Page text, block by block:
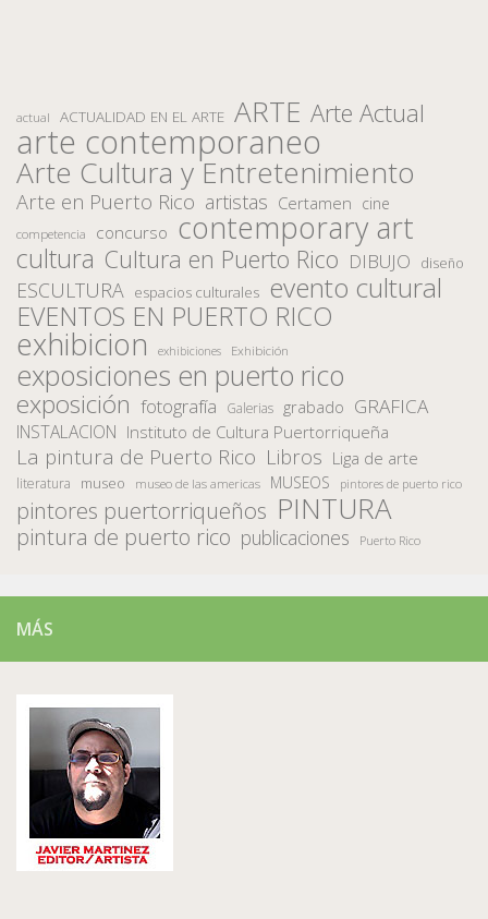
actual ACTUALIDAD EN EL ARTE ARTE Arte Actual
arte contemporaneo
Arte Cultura y Entretenimiento
Arte en Puerto Rico artistas Certamen cine
competencia concurso contemporary art
cultura Cultura en Puerto Rico DIBUJO diseño
ESCULTURA espacios culturales evento cultural
EVENTOS EN PUERTO RICO
exhibicion exhibiciones Exhibición
exposiciones en puerto rico
exposición fotografía Galerias grabado GRAFICA
INSTALACION Instituto de Cultura Puertorriqueña
La pintura de Puerto Rico Libros Liga de arte
literatura museo museo de las americas MUSEOS pintores de puerto rico
pintores puertorriqueños PINTURA
pintura de puerto rico publicaciones Puerto Rico
MÁS